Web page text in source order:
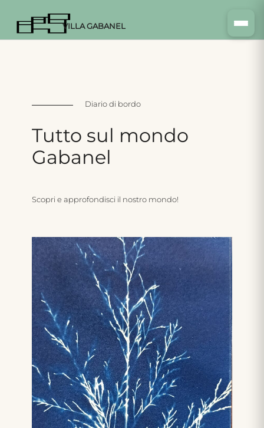
VILLA GABANEL
Diario di bordo
Tutto sul mondo
Gabanel
Scopri e approfondisci il nostro mondo!